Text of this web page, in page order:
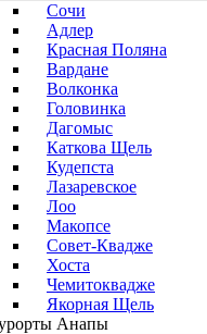
Сочи
Адлер
Красная Поляна
Вардане
Волконка
Головинка
Дагомыс
Каткова Щель
Кудепста
Лазаревское
Лоо
Макопсе
Совет-Квадже
Хоста
Чемитоквадже
Якорная Щель
Анапы